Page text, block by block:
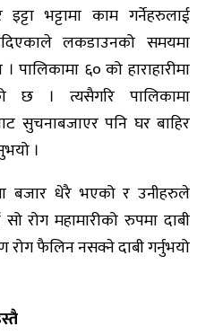
भट्टामा काम गर्नेहरुलाई
लकडाउनको समयमा
६० को हाराहारीमा
छ । त्यसैगरि पालिकामा
सुचनाबजाएर पनि घर बाहिर
।
बजार धेरै भएको र उनीहरुले
रोग महामारीको रुपमा दाबी
फैलिन नसक्ने दाबी गर्नुभयो